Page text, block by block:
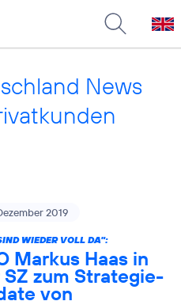
News
2019
WIEDER VOLL DA":
Markus Haas in
zum Strategie-
von